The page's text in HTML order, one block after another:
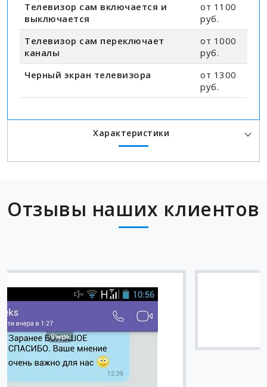
Телевизор сам включается и
выключается
от 1100
руб.
Телевизор сам переключает
каналы
от 1000
руб.
Черный экран телевизора
от 1300
руб.
Характеристики
Отзывы наших клиентов
Вячеслав